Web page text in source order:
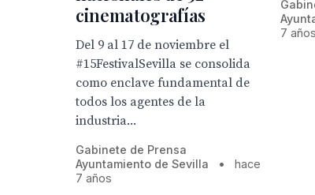
7 años
cinematografías
Del 9 al 17 de noviembre el
#15FestivalSevilla se consolida
como enclave fundamental de
todos los agentes de la
industria...
Gabinete de Prensa
Ayuntamiento de Sevilla
•
hace
7 años